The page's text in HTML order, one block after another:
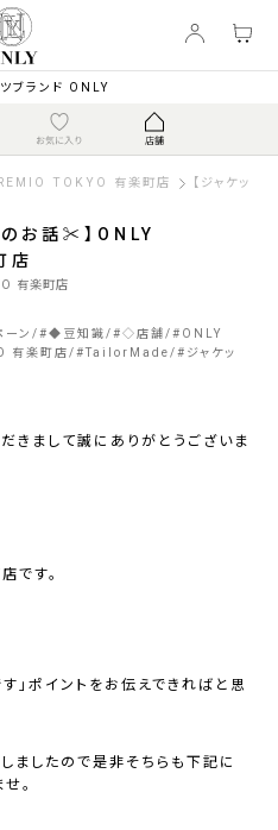
ブランド ONLY
TOKYO 有楽町店 【ジャケッ
のお話✂】ONLY
店
有楽町店
ーン #◆豆知識 #◇店舗 # ONLY
有楽町店 #TailorMade # ジャケッ
きまして誠にありがとうございま
です。
」ポイントをお伝えできればと思
ましたので是非そちらも下記に
。